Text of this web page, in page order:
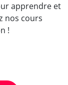
apprendre et
nos cours
!